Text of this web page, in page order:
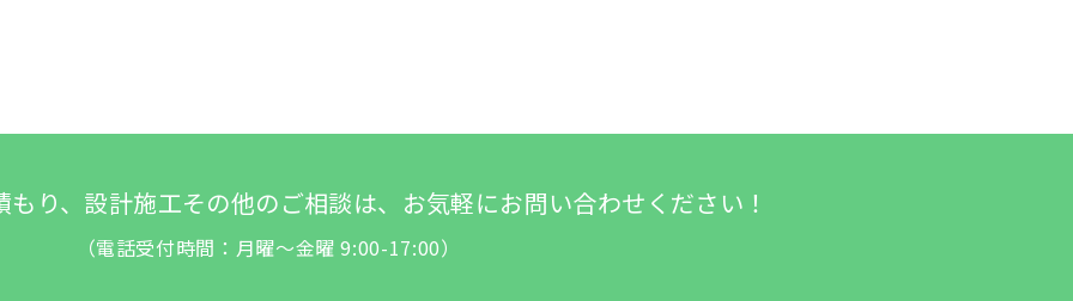
り、設計施工その他のご相談は、お気軽にお問い合わせください！
（電話受付時間：月曜～金曜 9:00-17:00）